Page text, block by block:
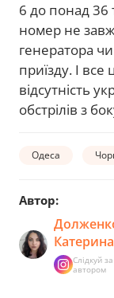
6 до понад 36
номер не
генератора
приїзду. І
відсутність
обстрілів з
Одеса
Автор:
Катерина
Слідкуй за
автором